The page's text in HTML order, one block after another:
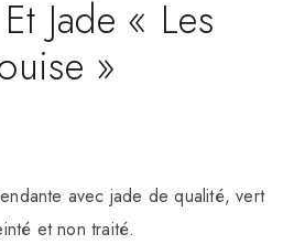
Jade « Les
»
avec jade de qualité, vert
et non traité.